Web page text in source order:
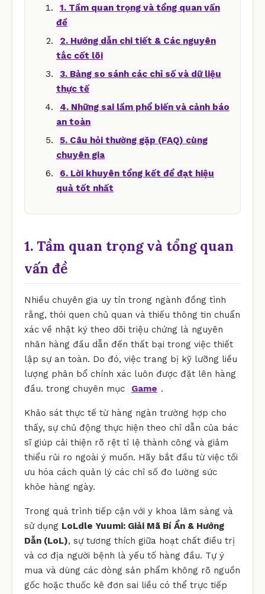
1. Tầm quan trọng và tổng quan vấn
đề
2. Hướng dẫn chi tiết & Các nguyên
tắc cốt lõi
3. Bảng so sánh các chỉ số và dữ liệu
thực tế
4. Những sai lầm phổ biến và cảnh báo
an toàn
5. Câu hỏi thường gặp (FAQ) cùng
chuyên gia
6. Lời khuyên tổng kết để đạt hiệu
quả tốt nhất
1. Tầm quan trọng và tổng quan
vấn đề
Nhiều chuyên gia uy tín trong ngành đồng tình
rằng, thói quen chủ quan và thiếu thông tin chuẩn
xác về nhật ký theo dõi triệu chứng là nguyên
nhân hàng đầu dẫn đến thất bại trong việc thiết
lập sự an toàn. Do đó, việc trang bị kỹ lưỡng liều
lượng phân bổ chính xác luôn được đặt lên hàng
đầu. trong chuyên mục
Game .
Khảo sát thực tế từ hàng ngàn trường hợp cho
thấy, sự chủ động thực hiện theo chỉ dẫn của bác
sĩ giúp cải thiện rõ rệt tỉ lệ thành công và giảm
thiểu rủi ro ngoài ý muốn. Hãy bắt đầu từ việc tối
ưu hóa cách quản lý các chỉ số đo lường sức
khỏe hàng ngày.
Trong quá trình tiếp cận với y khoa lâm sàng và
sử dụng LoLdle Yuumi: Giải Mã Bí Ẩn & Hướng
Dẫn (LoL), sự tương thích giữa hoạt chất điều trị
và cơ địa người bệnh là yếu tố hàng đầu. Tự ý
mua và dùng các dòng sản phẩm không rõ nguồn
gốc hoặc thuốc kê đơn sai liều có thể trực tiếp